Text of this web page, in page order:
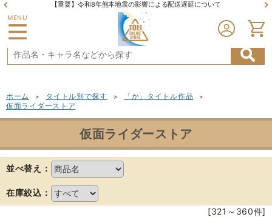
【重要】令和8年熊本地震の影響による配送遅延について
MENU
ホーム > タイトル別で探す > 「か」タイトル作品 >
仮面ライダーストア
仮面ライダーストア
並べ替え：
在庫絞込：
[321～360件]